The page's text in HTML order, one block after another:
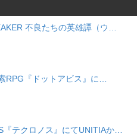
不良たちの英雄譚（ウ…
RPG『ドットアビス』に…
『テクロノス』にてUNITIAか…